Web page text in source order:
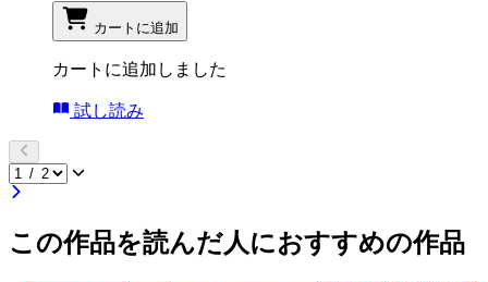
カートに追加
カートに追加しました
試し読み
この作品を読んだ人におすすめの作品